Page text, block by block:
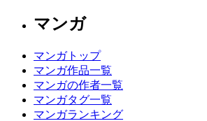
マンガ
マンガトップ
マンガ作品一覧
マンガの作者一覧
マンガタグ一覧
マンガランキング